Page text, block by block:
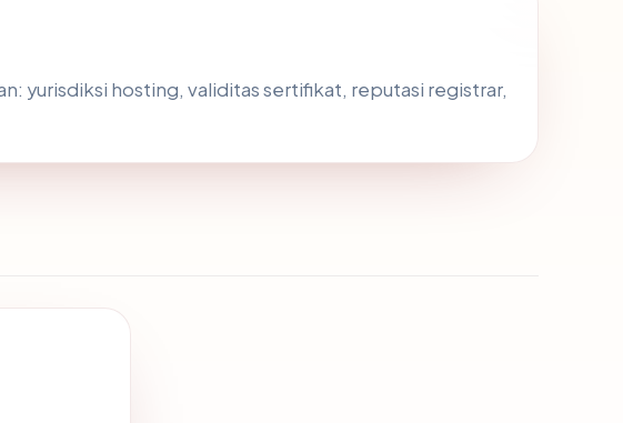
yurisdiksi hosting, validitas sertifikat, reputasi registrar,